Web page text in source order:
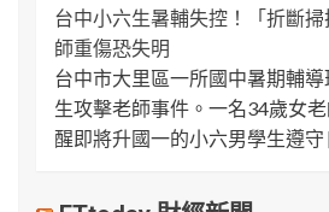
台中小六生暑輔失控！「折斷
師重傷恐失明
台中市大里區一所國中暑期輔
生攻擊老師事件。一名34歲女
醒即將升國一的小六男學生遵